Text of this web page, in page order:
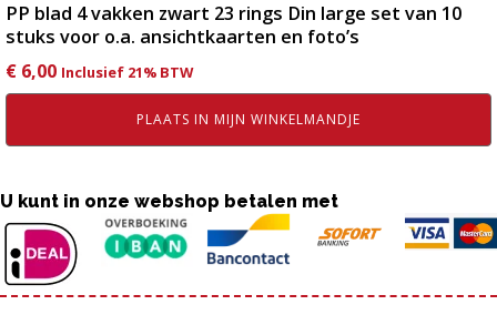
PP blad 4 vakken zwart 23 rings Din large set van 10
stuks voor o.a. ansichtkaarten en foto’s
€ 6,00 Inclusief 21% BTW
PLAATS IN MIJN WINKELMANDJE
U kunt in onze webshop betalen met